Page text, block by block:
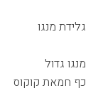
גלידת מנגו
מנגו גדול
כף חמאת קוקוס